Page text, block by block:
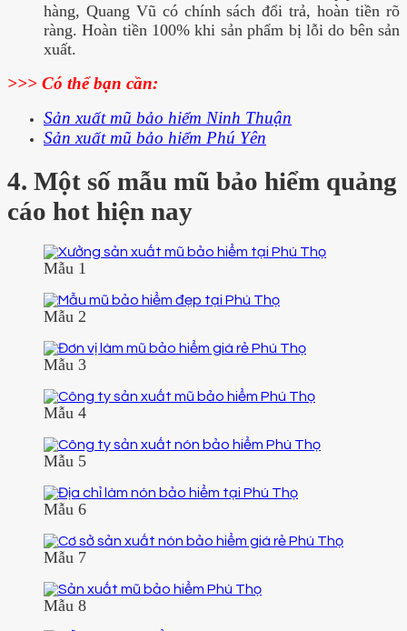
hàng, Quang Vũ có chính sách đổi trả, hoàn tiền rõ
ràng. Hoàn tiền 100% khi sản phẩm bị lỗi do bên sản
xuất.
>>> Có thể bạn cần:
Sản xuất mũ bảo hiểm Ninh Thuận
Sản xuất mũ bảo hiểm Phú Yên
4. Một số mẫu mũ bảo hiểm quảng
cáo hot hiện nay
Mẫu 1
Mẫu 2
Mẫu 3
Mẫu 4
Mẫu 5
Mẫu 6
Mẫu 7
Mẫu 8